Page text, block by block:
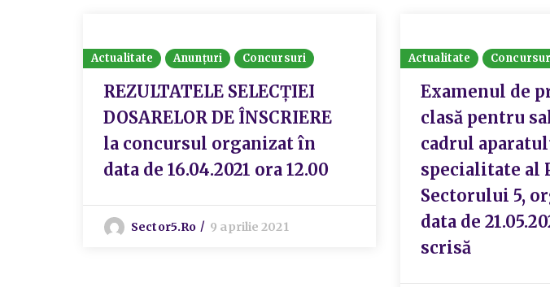
Actualitate Anunțuri Concursuri
REZULTATELE SELECŢIEI
DOSARELOR DE ÎNSCRIERE
la concursul organizat în
data de 16.04.2021 ora 12.00
Sector5.ro 9 aprilie 2021
Actualitate
Examenul de
clasă pentru
cadrul
specialitate al
Sectorului 5,
data de
scrisă